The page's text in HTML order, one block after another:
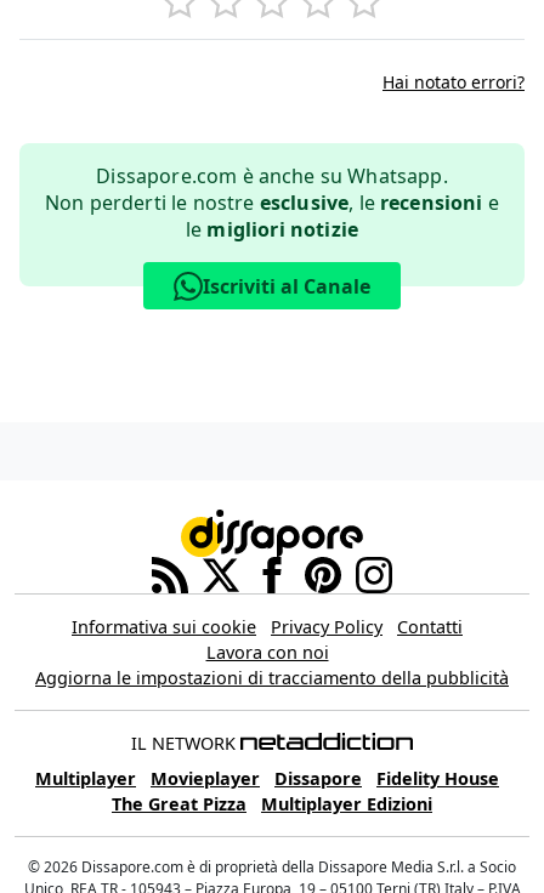
Hai notato errori?
Dissapore.com è anche su Whatsapp.
Non perderti le nostre esclusive, le recensioni e
le migliori notizie
Iscriviti al Canale
Informativa sui cookie Privacy Policy
Contatti
Lavora con noi
Aggiorna le impostazioni di tracciamento della pubblicità
IL NETWORK
Multiplayer
Movieplayer Dissapore
Fidelity House
The Great Pizza
Multiplayer Edizioni
© 2026 Dissapore.com è di proprietà della Dissapore Media S.r.l. a Socio
Unico, REA TR - 105943 – Piazza Europa, 19 – 05100 Terni (TR) Italy – P.IVA